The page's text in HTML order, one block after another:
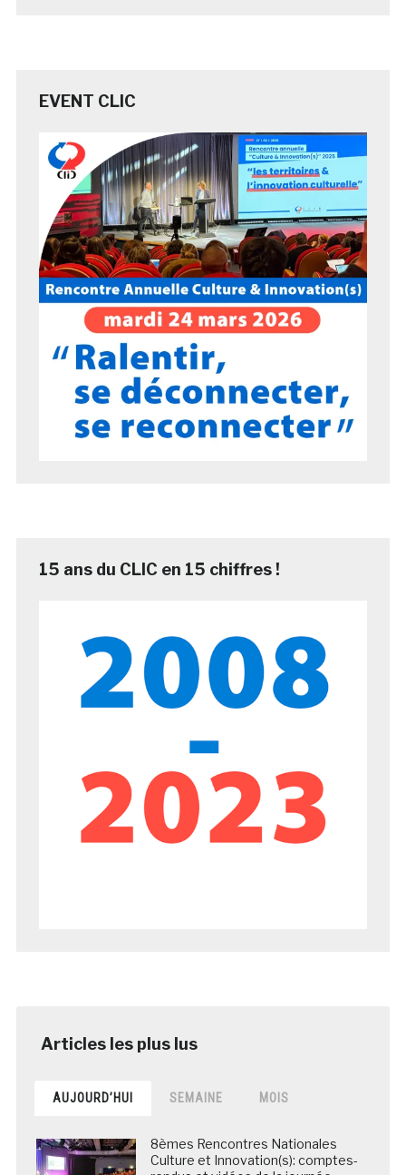
EVENT CLIC
15 ans du CLIC en 15 chiffres !
AUJOURD’HUI SEMAINE MOIS
8èmes Rencontres Nationales
Culture et Innovation(s): comptes-